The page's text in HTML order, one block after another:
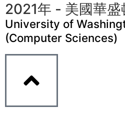
2021年 - 美國華盛
University of
(Computer Sciences)